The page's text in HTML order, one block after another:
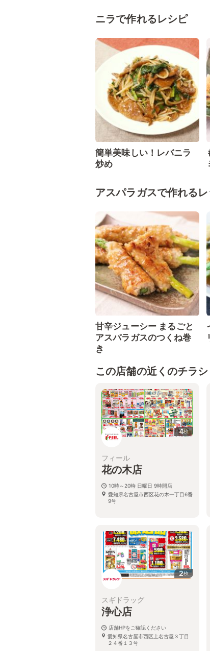
ニラで作れるレシピ
簡単美味しい！レバニラ
炒め
アスパラガスで作れる
甘辛ジューシー まるごと
アスパラガスのつくね巻
き
この店舗の近くのチラシ
4枚
フィール
花の木店
10時～20時 日曜日 9時開店
愛知県名古屋市西区花の木一丁目6番
9号
2枚
スギドラッグ
浄心店
店舗HPをご確認ください
愛知県名古屋市西区上名古屋３丁目
２４番１３号